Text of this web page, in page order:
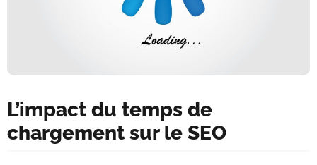
L’impact du temps de
chargement sur le SEO